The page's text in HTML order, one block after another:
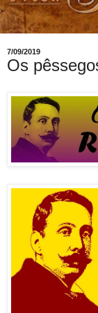
7/09/2019
Os